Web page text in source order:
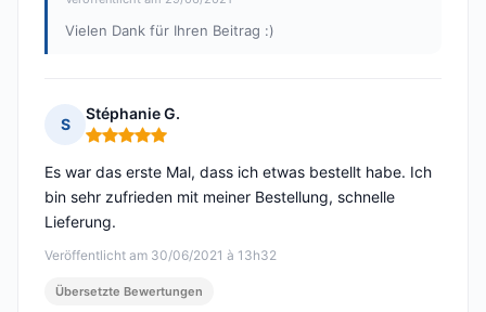
Vielen Dank für Ihren Beitrag :)
S
Stéphanie G.
Hinweis: 5 von 5
Veröffentlicht am 30/06/2021 à 13h32
Es war das erste Mal, dass ich etwas bestellt habe. Ich
bin sehr zufrieden mit meiner Bestellung, schnelle
Lieferung.
Übersetzte Bewertungen